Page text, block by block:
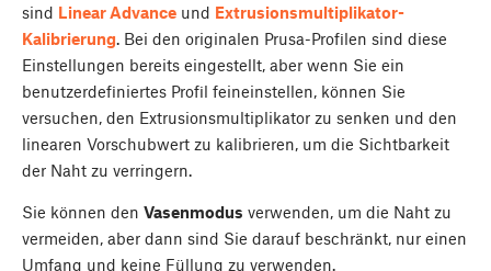
sind Linear Advance und Extrusionsmultiplikator-
Kalibrierung. Bei den originalen Prusa-Profilen sind diese
Einstellungen bereits eingestellt, aber wenn Sie ein
benutzerdefiniertes Profil feineinstellen, können Sie
versuchen, den Extrusionsmultiplikator zu senken und den
linearen Vorschubwert zu kalibrieren, um die Sichtbarkeit
der Naht zu verringern.
Sie können den Vasenmodus verwenden, um die Naht zu
vermeiden, aber dann sind Sie darauf beschränkt, nur einen
Umfang und keine Füllung zu verwenden.